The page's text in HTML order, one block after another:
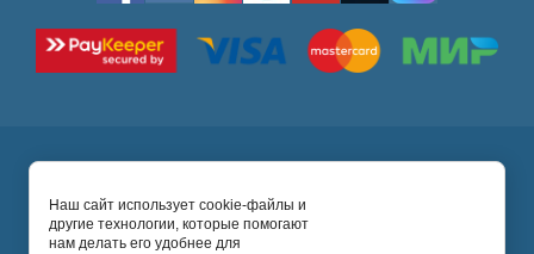
Ultrastom Company2026 © Абатменты, титановые
основания, трансферы, сканбоди, формирователи
Наш сайт использует cookie-файлы и
другие технологии, которые помогают
нам делать его удобнее для